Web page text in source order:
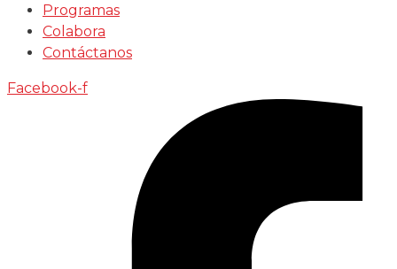
Programas
Colabora
Contáctanos
Facebook-f